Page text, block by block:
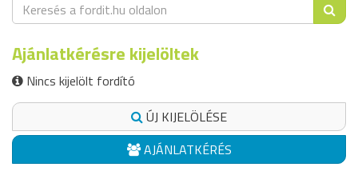
Ajánlatkérésre kijelöltek
Nincs kijelölt fordító
ÚJ KIJELÖLÉSE
AJÁNLATKÉRÉS